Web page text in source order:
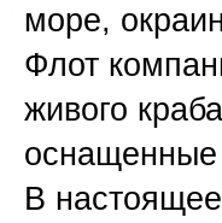
море,
Флот
живого
оснащенные
В